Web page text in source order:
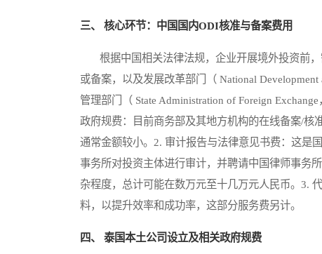
三、 核心环节：中国国内ODI核准与备案费用
根据中国相关法律法规，企业开展境外投资前，
或备案，以及发展改革部门（ National
管理部门（ State Administration of Foreign
政府规费：目前商务部及其地方机构的在线备案/核
通常金额较小。2. 审计报告与法律意见书费：这是
事务所对投资主体进行审计，并聘请中国律师事务
杂程度，总计可能在数万元至十几万元人民币。3.
料，以提升效率和成功率，这部分服务费另计。
四、 泰国本土公司设立及相关政府规费